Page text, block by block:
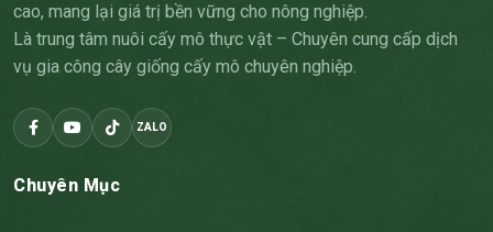
cao, mang lại giá trị bền vững cho nông nghiệp.
Là trung tâm nuôi cấy mô thực vật – Chuyên cung cấp dịch
vụ gia công cây giống cấy mô chuyên nghiệp.
ZALO
Chuyên Mục